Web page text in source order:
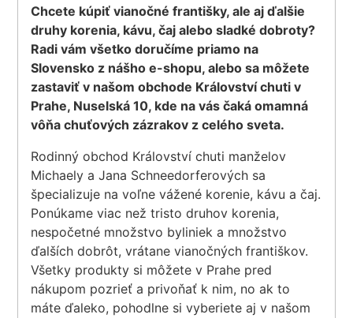
Chcete kúpiť vianočné františky, ale aj ďalšie
druhy korenia, kávu, čaj alebo sladké dobroty?
Radi vám všetko doručíme priamo na
Slovensko z nášho e-shopu, alebo sa môžete
zastaviť v našom obchode Království chuti v
Prahe, Nuselská 10, kde na vás čaká omamná
vôňa chuťových zázrakov z celého sveta.
Rodinný obchod Království chuti manželov
Michaely a Jana Schneedorferových sa
špecializuje na voľne vážené korenie, kávu a čaj.
Ponúkame viac než tristo druhov korenia,
nespočetné množstvo byliniek a množstvo
ďalších dobrôt, vrátane vianočných františkov.
Všetky produkty si môžete v Prahe pred
nákupom pozrieť a privoňať k nim, no ak to
máte ďaleko, pohodlne si vyberiete aj v našom